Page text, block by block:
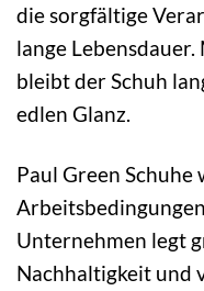
die sorgfältige
lange
bleibt der Schuh
edlen Glanz.
Paul Green
Unternehmen legt
Nachhaltigkeit und